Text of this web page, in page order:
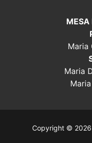
MESA
Maria
Maria
Copyright © 2026